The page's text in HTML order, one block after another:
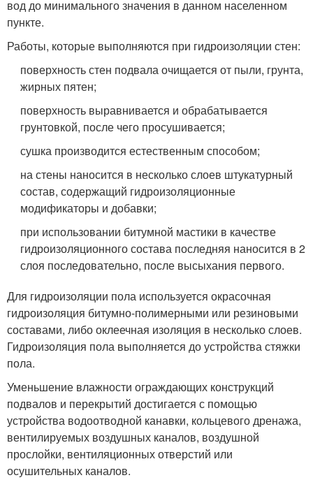
вод до минимального значения в данном населенном
пункте.
Работы, которые выполняются при гидроизоляции стен:
поверхность стен подвала очищается от пыли, грунта,
жирных пятен;
поверхность выравнивается и обрабатывается
грунтовкой, после чего просушивается;
сушка производится естественным способом;
на стены наносится в несколько слоев штукатурный
состав, содержащий гидроизоляционные
модификаторы и добавки;
при использовании битумной мастики в качестве
гидроизоляционного состава последняя наносится в 2
слоя последовательно, после высыхания первого.
Для гидроизоляции пола используется окрасочная
гидроизоляция битумно-полимерными или резиновыми
составами, либо оклеечная изоляция в несколько слоев.
Гидроизоляция пола выполняется до устройства стяжки
пола.
Уменьшение влажности ограждающих конструкций
подвалов и перекрытий достигается с помощью
устройства водоотводной канавки, кольцевого дренажа,
вентилируемых воздушных каналов, воздушной
прослойки, вентиляционных отверстий или
осушительных каналов.